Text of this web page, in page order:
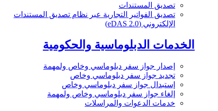
تصديق المستندات
تصديق الفواتير التجارية عبر نظام تصديق المستندات
الإلكتروني (eDAS 2.0)
الخدمات الدبلوماسية والحكومية
إصدار جواز سفر دبلوماسي وخاص ولمهمة
تجديد جواز سفر دبلوماسي وخاص
إستبدال جواز سفر دبلوماسي وخاص
إلغاء جواز سفر دبلوماسي وخاص ولمهمة
خدمات الدعوات والمراسلات